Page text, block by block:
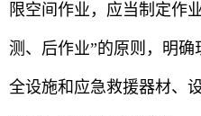
限空间作业，应当制定作
测、后作业”的原则，明
全设施和应急救援器材、